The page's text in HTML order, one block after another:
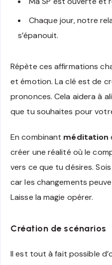
Chaque jour, notre
s’épanouit.
Répète ces affirmations
et émotion. La clé est de
prononces. Cela aidera à
que tu souhaites pour
En combinant méditation
créer une réalité où le
vers ce que tu désires.
car les changements
Laisse la magie opérer.
Création de scénarios
Il est tout à fait possible